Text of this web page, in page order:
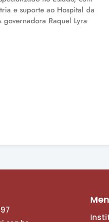
e suporte ao Hospital da
governadora Raquel Lyra